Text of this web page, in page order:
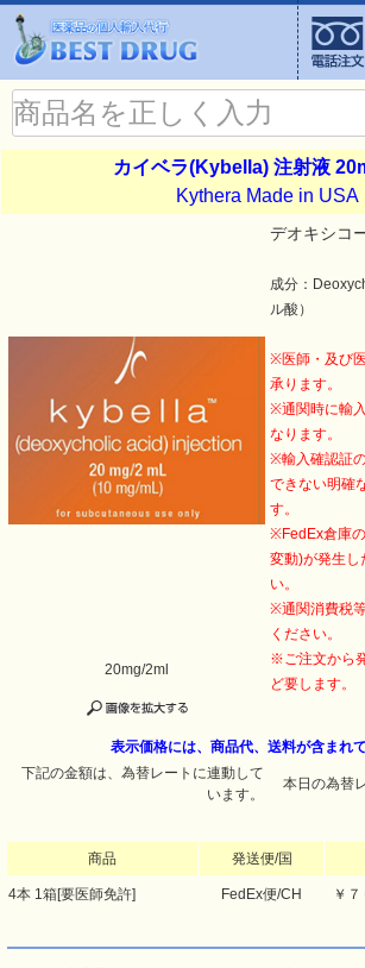
カイベラ(Kybella) 注射液
Kythera Made in USA
デオキシコ
成分：
ル酸）
※医師・及び
承ります。
※通関時に輸
なります。
※輸入確認証
できない明確
す。
※FedEx倉庫
変動)が発生し
い。
※通関消費税
ください。
※ご注文から
ど要します。
20mg/2ml
表示価格には、商品代、送料が含まれて
下記の金額は、為替レートに連動して
います。
本日の為替
商品 発送便/国
4本 1箱[要医師免許] FedEx便/CH ￥